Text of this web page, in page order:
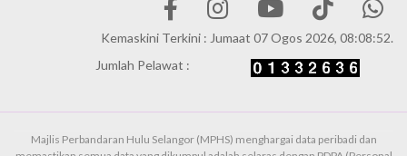
Kemaskini Terkini : Jumaat 07 Ogos 2026, 08:08:52.
Jumlah Pelawat :
Majlis Perbandaran Hulu Selangor (MPHS) menghargai data peribadi dan